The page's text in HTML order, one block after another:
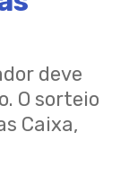
deve
O sorteio
Caixa,